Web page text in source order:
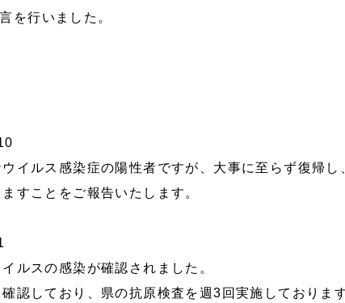
を行いました。
イルス感染症の陽性者ですが、大事に至らず復帰し
すことをご報告いたします。
ルスの感染が確認されました。
認しており、県の抗原検査を週3回実施しておりま